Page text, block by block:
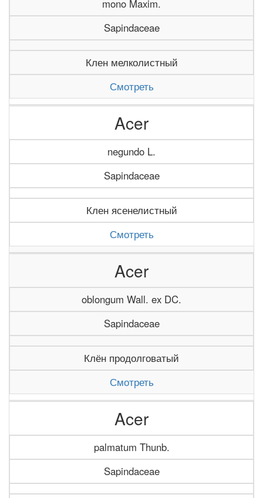
mono Maxim.
Sapindaceae
Клен мелколистный
Смотреть
Acer
negundo L.
Sapindaceae
Клен ясенелистный
Смотреть
Acer
oblongum Wall. ex DC.
Sapindaceae
Клён продолговатый
Смотреть
Acer
palmatum Thunb.
Sapindaceae